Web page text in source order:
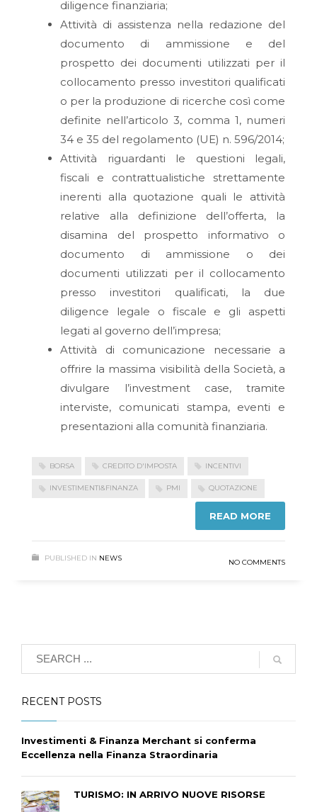
diligence finanziaria;
Attività di assistenza nella redazione del
documento di ammissione e del
prospetto dei documenti utilizzati per il
collocamento presso investitori qualificati
o per la produzione di ricerche così come
definite nell’articolo 3, comma 1, numeri
34 e 35 del regolamento (UE) n. 596/2014;
Attività riguardanti le questioni legali,
fiscali e contrattualistiche strettamente
inerenti alla quotazione quali le attività
relative alla definizione dell’offerta, la
disamina del prospetto informativo o
documento di ammissione o dei
documenti utilizzati per il collocamento
presso investitori qualificati, la due
diligence legale o fiscale e gli aspetti
legati al governo dell’impresa;
Attività di comunicazione necessarie a
offrire la massima visibilità della Società, a
divulgare l’investment case, tramite
interviste, comunicati stampa, eventi e
presentazioni alla comunità finanziaria.
BORSA CREDITO D'IMPOSTA INCENTIVI
INVESTIMENTI&FINANZA PMI QUOTAZIONE
READ MORE
PUBLISHED IN NEWS NO COMMENTS
RECENT POSTS
Investimenti & Finanza Merchant si conferma
Eccellenza nella Finanza Straordinaria
TURISMO: IN ARRIVO NUOVE RISORSE